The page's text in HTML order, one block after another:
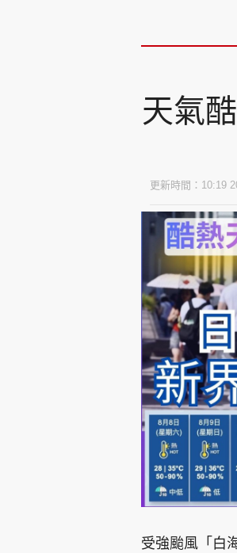
天氣
更新時間：10:19
受強颱風「白